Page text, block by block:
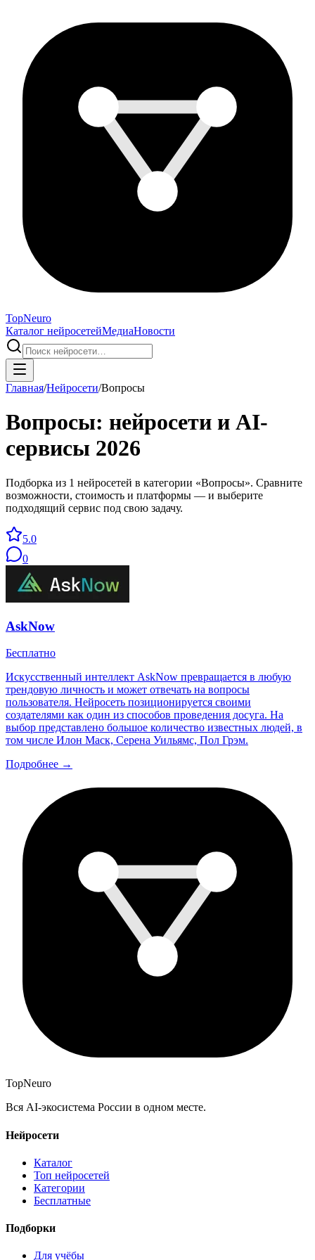
TopNeuro
Каталог нейросетейМедиаНовости
Главная/Нейросети/Вопросы
Вопросы: нейросети и AI-
сервисы 2026
Подборка из 1 нейросетей в категории «Вопросы». Сравните
возможности, стоимость и платформы — и выберите
подходящий сервис под свою задачу.
5.0
0
AskNow
Бесплатно
Искусственный интеллект AskNow превращается в любую
трендовую личность и может отвечать на вопросы
пользователя. Нейросеть позиционируется своими
создателями как один из способов проведения досуга. На
выбор представлено большое количество известных людей, в
том числе Илон Маск, Серена Уильямс, Пол Грэм.
Подробнее →
TopNeuro
Вся AI-экосистема России в одном месте.
Нейросети
Каталог
Топ нейросетей
Категории
Бесплатные
Подборки
Для учёбы